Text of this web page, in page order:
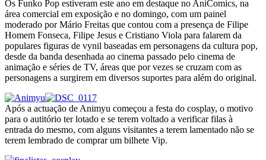
Os Funko Pop estiveram este ano em destaque no AniComics, na
área comercial em exposição e no domingo, com um painel
moderado por Mário Freitas que contou com a presença de Filipe
Homem Fonseca, Filipe Jesus e Cristiano Viola para falarem da
populares figuras de vynil baseadas em personagens da cultura pop,
desde da banda desenhada ao cinema passado pelo cinema de
animação e séries de TV, áreas que por vezes se cruzam com as
personagens a surgirem em diversos suportes para além do original.
Após a actuação de Animyu começou a festa do cosplay, o motivo
para o autitório ter lotado e se terem voltado a verificar filas à
entrada do mesmo, com alguns visitantes a terem lamentado não se
terem lembrado de comprar um bilhete Vip.